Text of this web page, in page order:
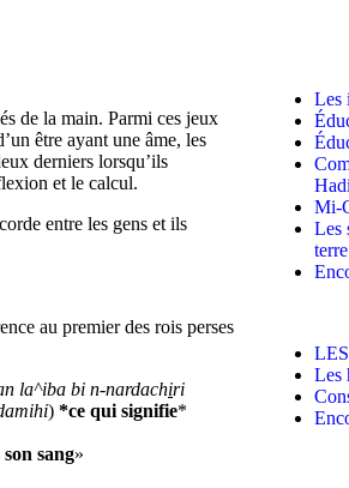
de la main. Parmi ces jeux
être ayant une âme, les
derniers lorsqu’ils
et le calcul.
entre les gens et ils
au premier des rois perses
la^iba bi n-nardachiri
) *ce qui signifie*
sang»
Les
Mi-
Les
terre
Les